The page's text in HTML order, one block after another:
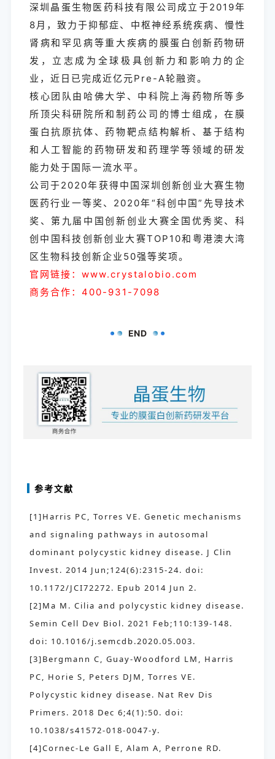
深圳晶蛋生物医药科技有限公司成立于2019年
8月，致力于抑郁症、中枢神经系统疾病、慢性
肾病和罕见病等重大疾病的膜蛋白创新药物研
发，立志成为全球极具创新力和影响力的企
业，近日已完成近亿元Pre-A轮融资。
核心团队由哈佛大学、中科院上海药物所等多
所顶尖科研院所和制药公司的博士组成，在膜
蛋白抗原抗体、药物靶点结构解析、基于结构
和人工智能的药物研发和药理学等领域的研发
能力处于国际一流水平。
公司于2020年获得中国深圳创新创业大赛生物
医药行业一等奖、2020年“科创中国”先导技术
奖、第九届中国创新创业大赛全国优秀奖、科
创中国科技创新创业大赛TOP10和粤港澳大湾
区生物科技创新企业50强等奖项。
官网链接：www.crystalobio.com
商务合作：400-931-7098
END
参考文献
[1]Harris PC, Torres VE. Genetic mechanisms
and signaling pathways in autosomal
dominant polycystic kidney disease. J Clin
Invest. 2014 Jun;124(6):2315-24. doi:
10.1172/JCI72272. Epub 2014 Jun 2.
[2]Ma M. Cilia and polycystic kidney disease.
Semin Cell Dev Biol. 2021 Feb;110:139-148.
doi: 10.1016/j.semcdb.2020.05.003.
[3]Bergmann C, Guay-Woodford LM, Harris
PC, Horie S, Peters DJM, Torres VE.
Polycystic kidney disease. Nat Rev Dis
Primers. 2018 Dec 6;4(1):50. doi:
10.1038/s41572-018-0047-y.
[4]Cornec-Le Gall E, Alam A, Perrone RD.